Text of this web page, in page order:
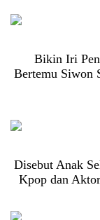
Bikin Iri
Bertemu Siwon
Disebut Anak
Kpop dan